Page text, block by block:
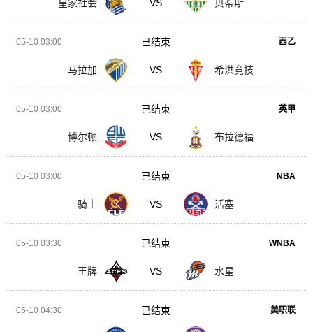
皇家社会 VS 贝蒂斯
05-10 03:00 西乙
马拉加 VS 希洪竞技
已结束
05-10 03:00 英甲
博尔顿 VS 布拉德福
已结束
05-10 03:00 NBA
骑士 VS 活塞
已结束
05-10 03:30 WNBA
王牌 VS 水星
已结束
05-10 04:30 美职联
已结束